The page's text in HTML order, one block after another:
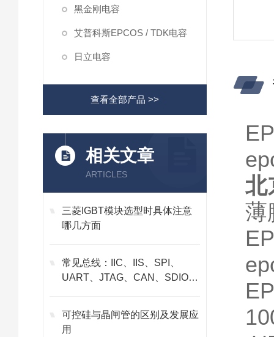
黑金刚电容
艾普科斯EPCOS / TDK电容
日立电容
查看全部产品 >>
相关文章
ARTICLES
三菱IGBT模块选型时具体注意
哪几方面
常见总线：IIC、IIS、SPI、
UART、JTAG、CAN、SDIO、
可控硅与晶闸管的区别及发展应
用
北
薄